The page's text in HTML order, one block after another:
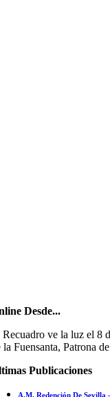
Desde...
ve la luz el 8
la Fuensanta, Patrona
Publicaciones
A.M. Redención De Sevilla